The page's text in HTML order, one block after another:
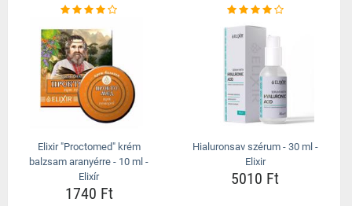
Elixir "Proctomed" krém
balzsam aranyérre - 10 ml -
Elixír
1740 Ft
Hialuronsav szérum - 30 ml -
Elixir
5010 Ft